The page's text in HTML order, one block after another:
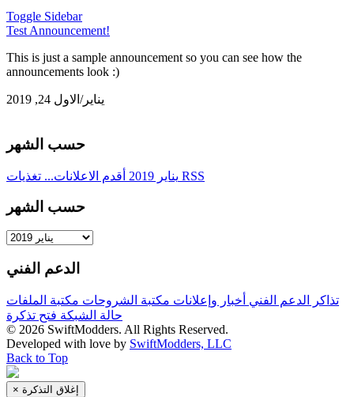
Toggle Sidebar
Test Announcement!
This is just a sample announcement so you can see how the
announcements look :)
يناير/الاول 24, 2019
حسب الشهر
يناير 2019 أقدم الاعلانات... تغذيات RSS
حسب الشهر
الدعم الفني
تذاكر الدعم الفني أخبار وإعلانات مكتبة الشروحات مكتبة الملفات
حالة الشبكة فتح تذكرة
© 2026 SwiftModders. All Rights Reserved.
Developed with love by SwiftModders, LLC
Back to Top
× إغلاق التذكرة